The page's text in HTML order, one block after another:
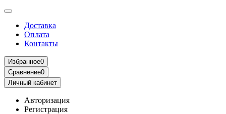
Доставка
Оплата
Контакты
Избранное0
Сравнение0
Личный кабинет
Авторизация
Регистрация